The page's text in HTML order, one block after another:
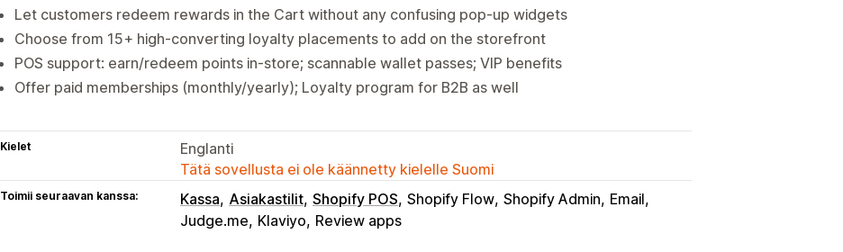
Let customers redeem rewards in the Cart without any confusing pop-up widgets
Choose from 15+ high-converting loyalty placements to add on the storefront
POS support: earn/redeem points in-store; scannable wallet passes; VIP benefits
Offer paid memberships (monthly/yearly); Loyalty program for B2B as well
Kielet
Englanti
Tätä sovellusta ei ole käännetty kielelle Suomi
Toimii seuraavan kanssa: Kassa Asiakastilit Shopify POS Shopify Flow Shopify Admin Email
Judge.me Klaviyo Review apps